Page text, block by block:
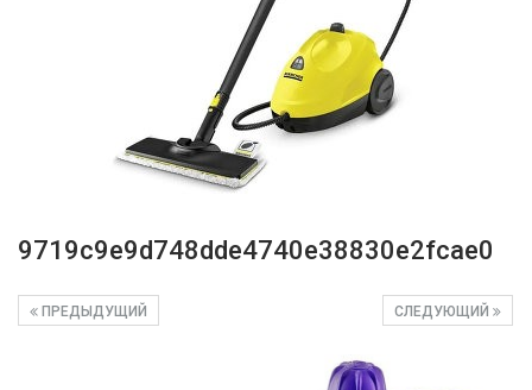
9719c9e9d748dde4740e38830e2fcae0
СЛЕДУЮЩИЙ
ПРЕДЫДУЩИЙ